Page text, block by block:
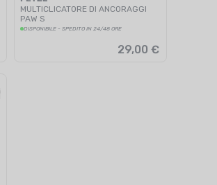
MULTICLICATORE DI ANCORAGGI
PAW S
DISPONIBILE - SPEDITO IN 24/48 ORE
29,00 €